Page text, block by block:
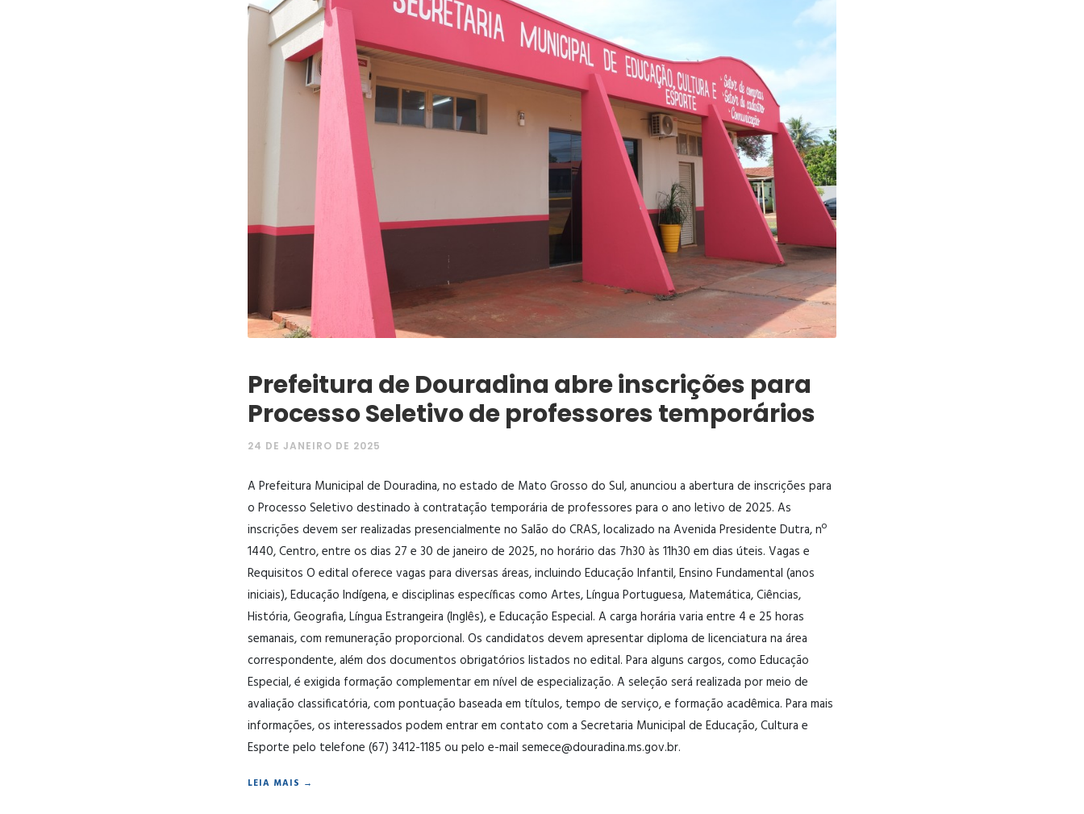
Prefeitura de Douradina abre inscrições para
Processo Seletivo de professores temporários
24 DE JANEIRO DE 2025
A Prefeitura Municipal de Douradina, no estado de Mato Grosso do Sul, anunciou a abertura de inscrições para
o Processo Seletivo destinado à contratação temporária de professores para o ano letivo de 2025. As
inscrições devem ser realizadas presencialmente no Salão do CRAS, localizado na Avenida Presidente Dutra, nº
1440, Centro, entre os dias 27 e 30 de janeiro de 2025, no horário das 7h30 às 11h30 em dias úteis. Vagas e
Requisitos O edital oferece vagas para diversas áreas, incluindo Educação Infantil, Ensino Fundamental (anos
iniciais), Educação Indígena, e disciplinas específicas como Artes, Língua Portuguesa, Matemática, Ciências,
História, Geografia, Língua Estrangeira (Inglês), e Educação Especial. A carga horária varia entre 4 e 25 horas
semanais, com remuneração proporcional. Os candidatos devem apresentar diploma de licenciatura na área
correspondente, além dos documentos obrigatórios listados no edital. Para alguns cargos, como Educação
Especial, é exigida formação complementar em nível de especialização. A seleção será realizada por meio de
avaliação classificatória, com pontuação baseada em títulos, tempo de serviço, e formação acadêmica. Para mais
informações, os interessados podem entrar em contato com a Secretaria Municipal de Educação, Cultura e
Esporte pelo telefone (67) 3412-1185 ou pelo e-mail semece@douradina.ms.gov.br.
LEIA MAIS →